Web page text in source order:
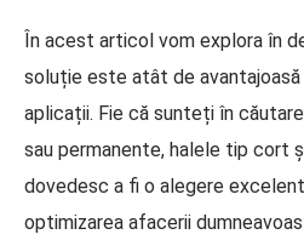
În acest articol vom explora în
soluție este atât de
aplicații. Fie că sunteți în
sau permanente, halele tip cort
dovedesc a fi o alegere
optimizarea afacerii